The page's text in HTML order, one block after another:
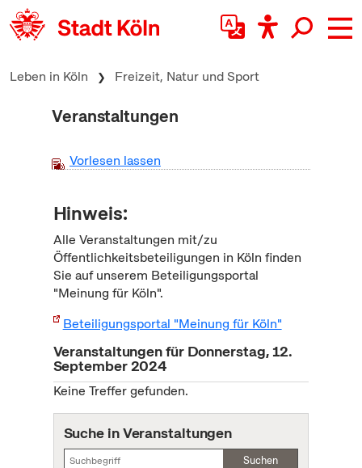
zum Inhalt springen
Leben in Köln Freizeit, Natur und Sport
Veranstaltungen
Vorlesen lassen
Hinweis:
Alle Veranstaltungen mit/zu
Öffentlichkeitsbeteiligungen in Köln finden
Sie auf unserem Beteiligungsportal
"Meinung für Köln".
Beteiligungsportal "Meinung für Köln"
Veranstaltungen für Donnerstag, 12.
September 2024
Keine Treffer gefunden.
Suche in Veranstaltungen
Suchen